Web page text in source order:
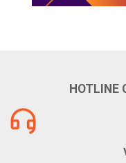
HOTLINE